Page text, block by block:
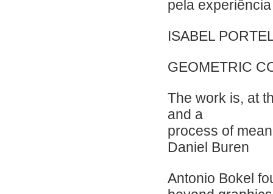
pela
ISABEL
GEOMETRIC
The work is, at
and a
process of
Daniel Buren
Antonio Bokel